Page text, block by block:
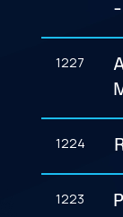
1227
1224
1223